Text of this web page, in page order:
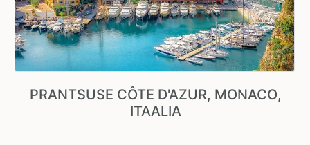
PRANTSUSE CÔTE D'AZUR, MONACO,
ITAALIA